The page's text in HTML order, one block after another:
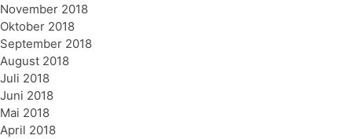
November 2018
Oktober 2018
September 2018
August 2018
Juli 2018
Juni 2018
Mai 2018
April 2018